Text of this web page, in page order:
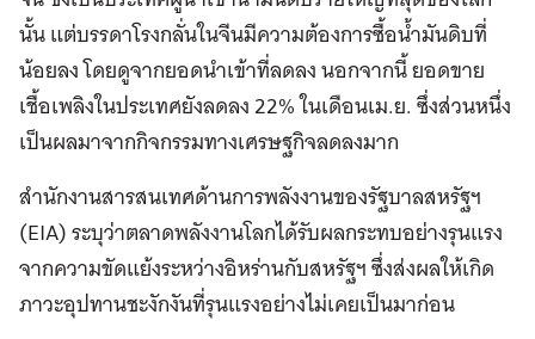
นั้น แต่บรรดาโรงกลั่นในจีนมีความต้องการซื้อน้ำมันดิบที่
น้อยลง โดยดูจากยอดนำเข้าที่ลดลง นอกจากนี้ ยอดขาย
เชื้อเพลิงในประเทศยังลดลง 22% ในเดือนเม.ย. ซึ่งส่วนหนึ่ง
เป็นผลมาจากกิจกรรมทางเศรษฐกิจลดลงมาก
สำนักงานสารสนเทศด้านการพลังงานของรัฐบาลสหรัฐฯ
(EIA) ระบุว่าตลาดพลังงานโลกได้รับผลกระทบอย่างรุนแรง
จากความขัดแย้งระหว่างอิหร่านกับสหรัฐฯ ซึ่งส่งผลให้เกิด
ภาวะอุปทานชะงักงันที่รุนแรงอย่างไม่เคยเป็นมาก่อน